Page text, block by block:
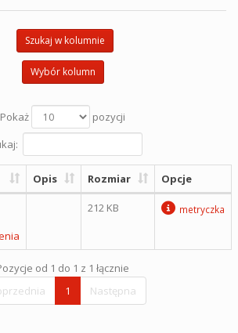
Szukaj w kolumnie
Wybór kolumn
Pokaż
pozycji
Opis Rozmiar Opcje
212 KB metryczka
od 1 do 1 z 1 łącznie
1 Następna